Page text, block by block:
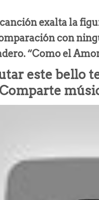
exalta la
con
“Como el
este bello
Comparte